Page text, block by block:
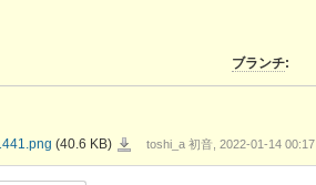
ブランチ:
(40.6 KB)
DeepinScreenshot_select-
area_20220114001441.png
toshi_a 初音, 2022-01-14 00:17